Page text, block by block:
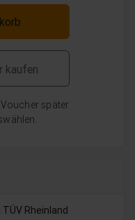
kaufen
später
Rheinland